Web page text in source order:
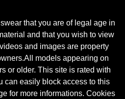
that you are of legal age in
and that you wish to view
and images are property
models appearing on
or older. This site is rated with
can easily block access to this
for more informations. Cookies